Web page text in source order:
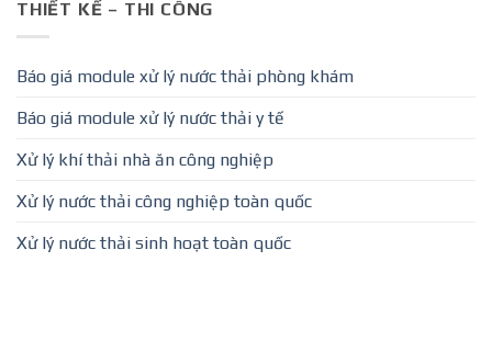
THIẾT KẾ – THI CÔNG
Báo giá module xử lý nước thải phòng khám
Báo giá module xử lý nước thải y tế
Xử lý khí thải nhà ăn công nghiệp
Xử lý nước thải công nghiệp toàn quốc
Xử lý nước thải sinh hoạt toàn quốc